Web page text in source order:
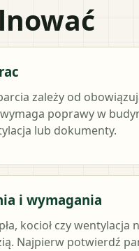
zależy od
poprawy w
lub dokumenty.
i wymagania
kocioł czy wentylacja
Najpierw potwierdź